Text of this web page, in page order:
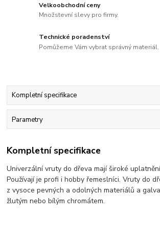
Velkoobchodní ceny
Množstevní slevy pro firmy.
Technické poradenství
Pomůžeme Vám vybrat správný materiál.
Kompletní specifikace
Parametry
Kompletní specifikace
Univerzální vruty do dřeva mají široké
Používají je profi i hobby řemeslníci. Vruty do
z vysoce pevných a odolných materiálů a
žlutým nebo bílým chromátem.